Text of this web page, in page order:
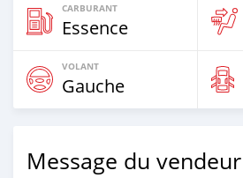
CARBURANT
Essence
VOLANT
Gauche
Message du vendeur